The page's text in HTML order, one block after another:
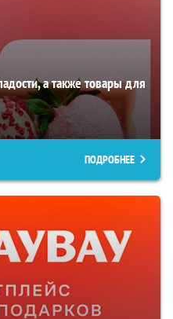
а также товары для
ПОДРОБНЕЕ